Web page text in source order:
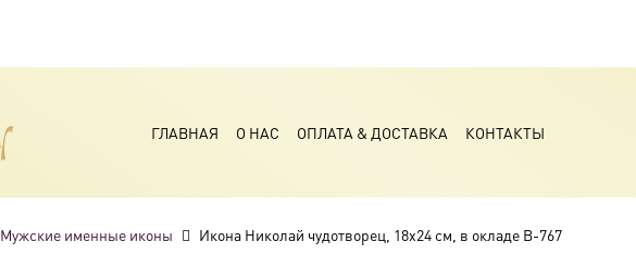
ГЛАВНАЯ О НАС ОПЛАТА & ДОСТАВКА КОНТАКТЫ
Мужские именные иконы Икона Николай чудотворец, 18х24 см, в окладе B-767